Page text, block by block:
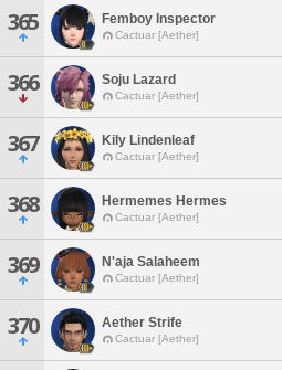
365 Femboy Inspector
Cactuar [Aether]
366 Soju Lazard
Cactuar [Aether]
367 Kily Lindenleaf
Cactuar [Aether]
368 Hermemes Hermes
Cactuar [Aether]
369 N'aja Salaheem
Cactuar [Aether]
370 Aether Strife
Cactuar [Aether]